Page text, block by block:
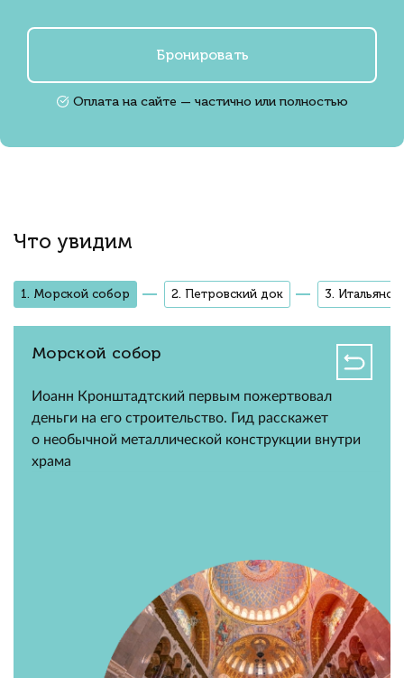
Бронировать
Оплата на сайте — частично или полностью
Что увидим
1. Морской собор 2. Петровский док 3.
Морской собор
Иоанн Кронштадтский первым пожертвовал
деньги на его строительство. Гид расскажет
о необычной металлической конструкции внутри
храма